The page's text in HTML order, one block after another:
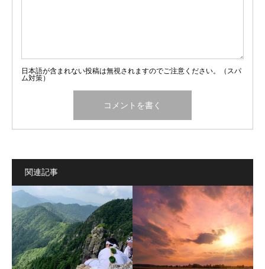
日本語が含まれない投稿は無視されますのでご注意ください。（スパ
ム対策）
関連記事